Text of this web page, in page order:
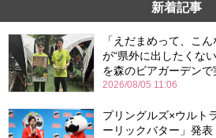
新着記事
「えだまめって、こ
が“県外に出したくな
を森のビアガーデンで
2026/08/05 11:06
プリングルズ×ウルト
ーリックバター」発